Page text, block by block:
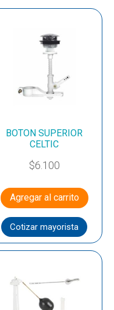
BOTON SUPERIOR
CELTIC
$6.100
Agregar al carrito
Cotizar mayorista